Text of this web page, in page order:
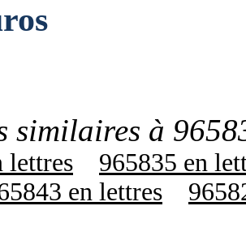
similaires à
lettres
965835 en
en lettres